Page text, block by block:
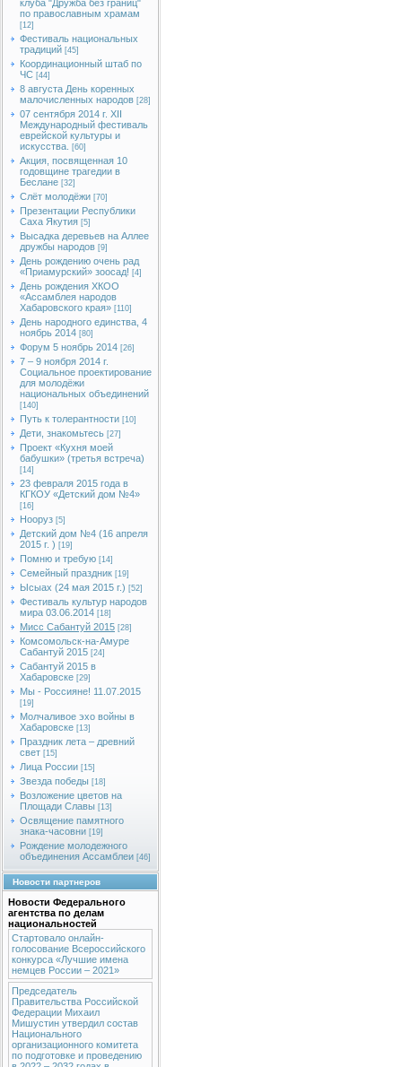
клуба "Дружба без границ"
по православным храмам
[12]
Фестиваль национальных
традиций [45]
Координационный штаб по
ЧС [44]
8 августа День коренных
малочисленных народов [28]
07 сентября 2014 г. XII
Международный фестиваль
еврейской культуры и
искусства.
[60]
Акция, посвященная 10
годовщине трагедии в
Беслане [32]
Слёт молодёжи [70]
Презентации Республики
Саха Якутия [5]
Высадка деревьев на Аллее
дружбы народов [9]
День рождению очень рад
«Приамурский» зоосад! [4]
День рождения ХКОО
«Ассамблея народов
Хабаровского края» [110]
День народного единства, 4
ноябрь 2014 [80]
Форум 5 ноябрь 2014 [26]
7 – 9 ноября 2014 г.
Социальное проектирование
для молодёжи
национальных объединений
[140]
Путь к толерантности [10]
Дети, знакомьтесь [27]
Проект «Кухня моей
бабушки» (третья встреча)
[14]
23 февраля 2015 года в
КГКОУ «Детский дом №4»
[16]
Нооруз [5]
Детский дом №4 (16 апреля
2015 г. ) [19]
Помню и требую [14]
Семейный праздник [19]
Ысыах (24 мая 2015 г.) [52]
Фестиваль культур народов
мира 03.06.2014 [18]
Мисс Сабантуй 2015 [28]
Комсомольск-на-Амуре
Сабантуй 2015 [24]
Сабантуй 2015 в
Хабаровске [29]
Мы - Россияне! 11.07.2015
[19]
Молчаливое эхо войны в
Хабаровске [13]
Праздник лета – древний
свет [15]
Лица России [15]
Звезда победы [18]
Возложение цветов на
Площади Славы [13]
Освящение памятного
знака-часовни [19]
Рождение молодежного
объединения Ассамблеи [46]
Новости партнеров
Новости Федерального
агентства по делам
национальностей
Стартовало онлайн-
голосование Всероссийского
конкурса «Лучшие имена
немцев России – 2021»
Председатель
Правительства Российской
Федерации Михаил
Мишустин утвердил состав
Национального
организационного комитета
по подготовке и проведению